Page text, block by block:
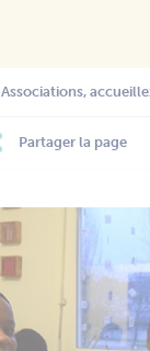
Associations,
Partager la page